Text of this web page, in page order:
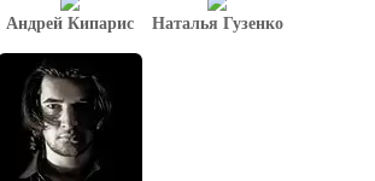
Андрей Кипарис Наталья Гузенко